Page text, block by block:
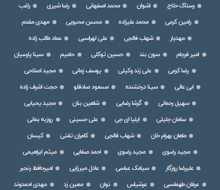
رستاک حلاج اشوان محمد اصفهانی رضا شیری
راغب
رامین کرمی
محمد علیزاده محسن محبوبی
مهدی مقدم
مهدیار
شهاب فالجی علی لهراسبی
عماد طالب زاده
امیر فرجام
سون بند حسین توکلی حامیم
سینا پارسیان
رضا کرمی
علی زند وکیلی یوسف زمانی
مجید اصلاحی
ابی عالی
سینا درخشنده مسعود صادقلو
حجت اشرف زاده
سهیل رحمانی
گرشا رضایی شاهین بنان
مجید یحیایی
سامان جلیلی
ایلیا ای جی علی حسینی
روزبه بمانی
ماهان بهرام خان
شهاب فالجی کامران تفتی
کیسان
مجید رضوی
مجید رضوی احمد صفایی
میثم ابراهیمی
علیرضا روزگار
سیامک عباسی عادل میرزایی
امیرحافظ رنجبر
عرفان طهماسبی
عرشیاس نوان معین زد
مهدی احمدوند